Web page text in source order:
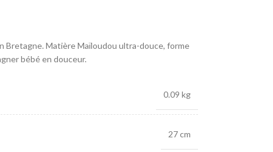
Bretagne. Matière Maïloudou ultra-douce, forme
bébé en douceur.
0.09 kg
27 cm